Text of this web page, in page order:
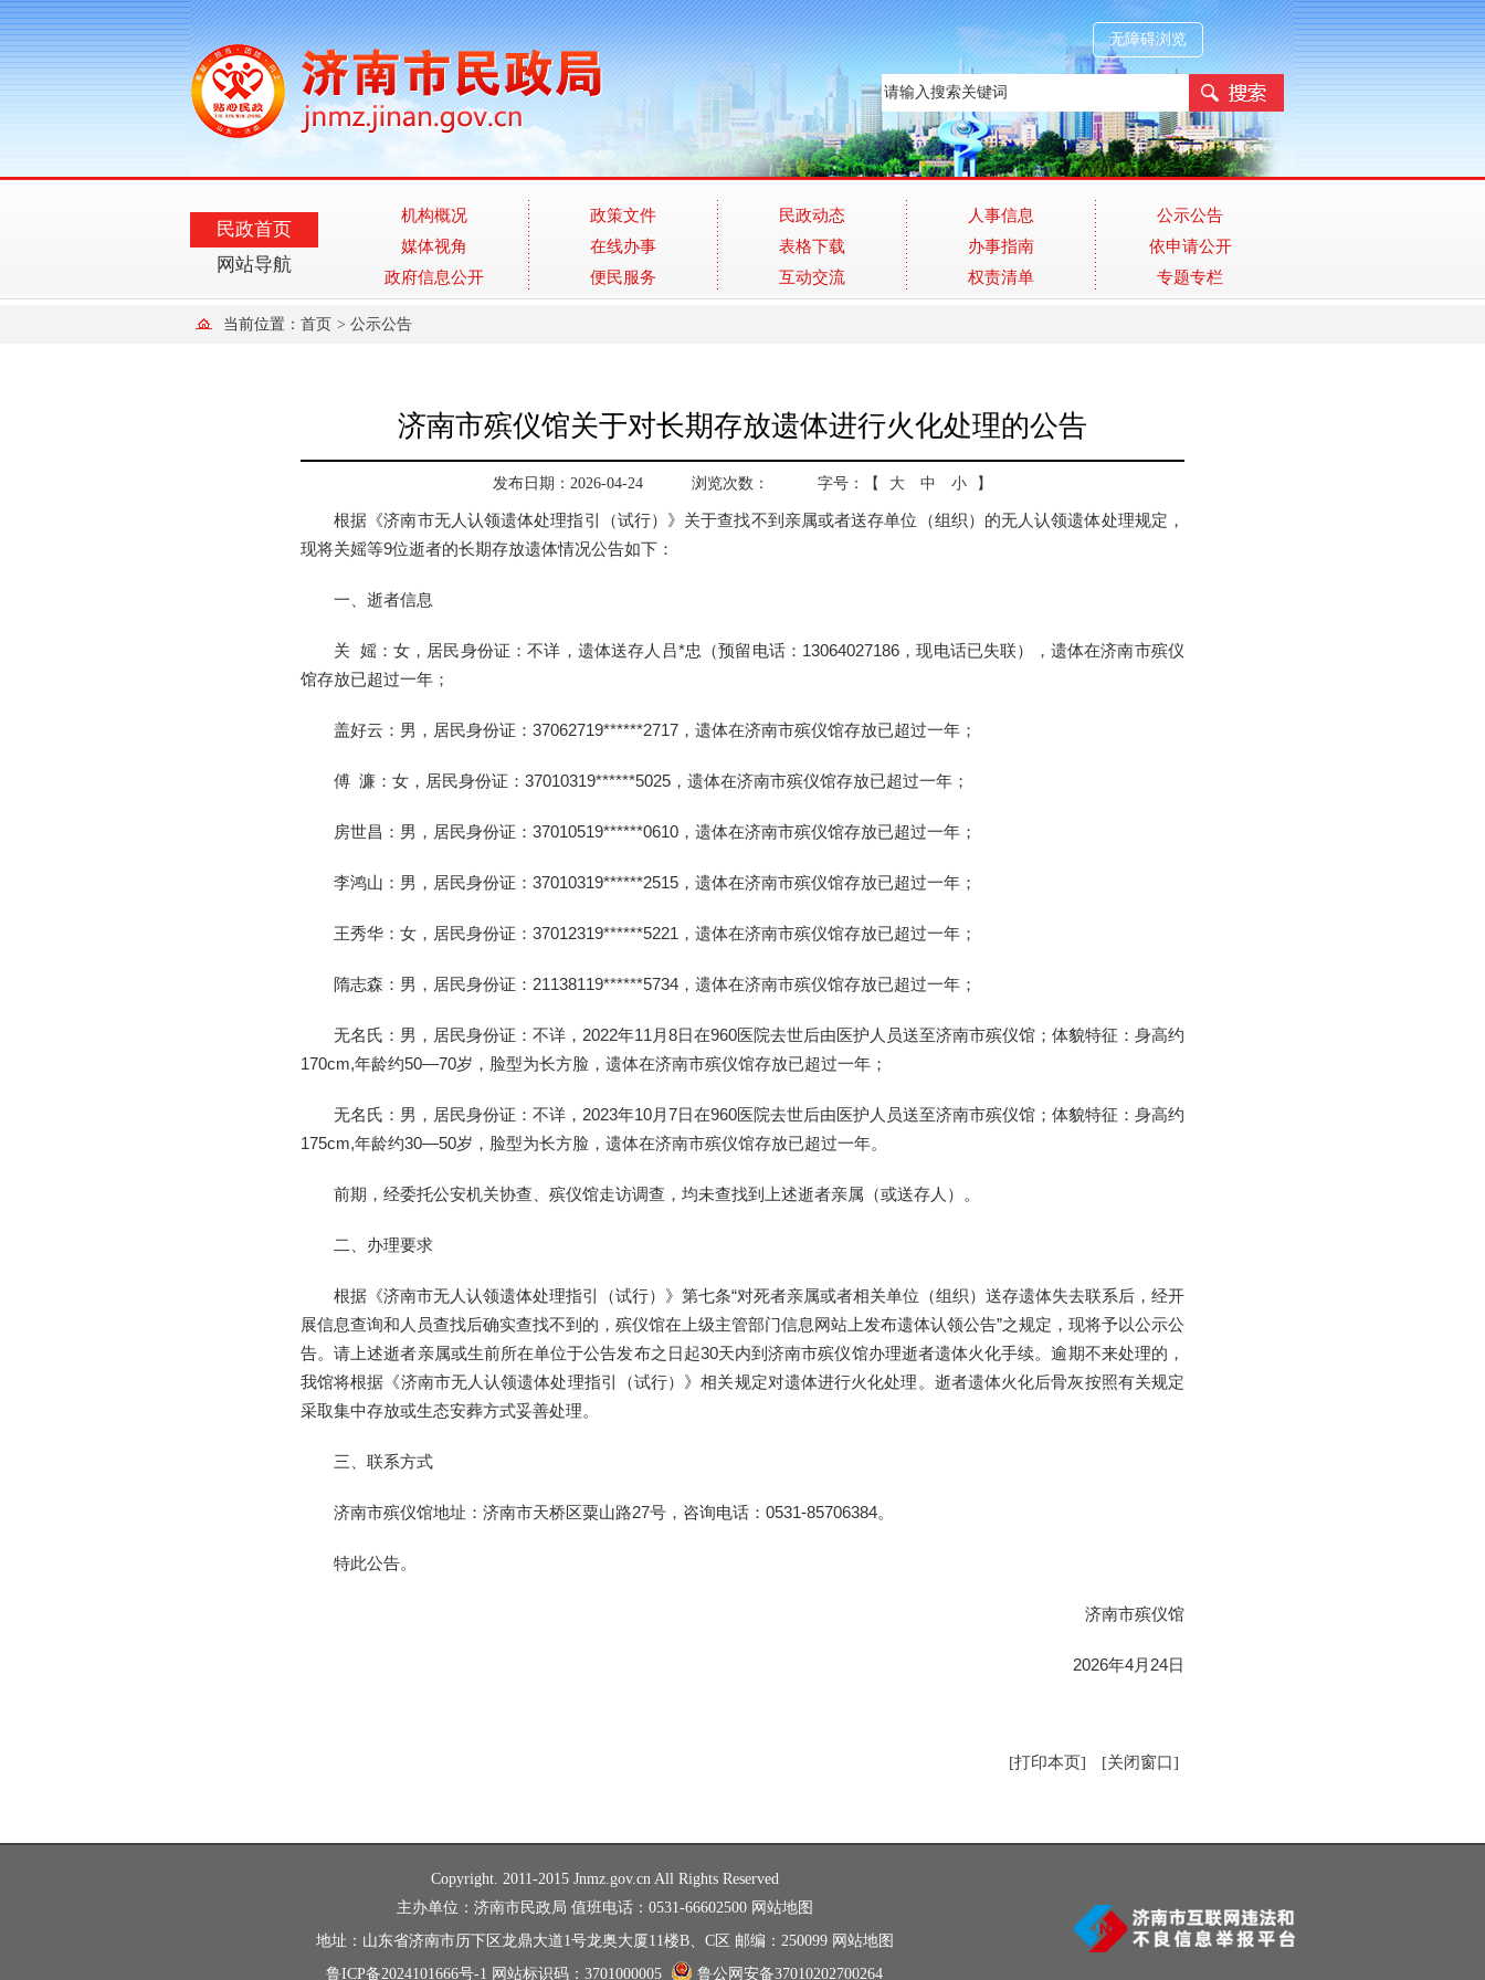
无障碍浏览
民政首页
网站导航
机构概况
媒体视角
政府信息公开
政策文件
在线办事
便民服务
民政动态
表格下载
互动交流
人事信息
办事指南
权责清单
公示公告
依申请公开
专题专栏
当前位置： 首页 > 公示公告
济南市殡仪馆关于对长期存放遗体进行火化处理的公告
发布日期：2026-04-24 浏览次数： 字号：【 大 中 小 】
根据《济南市无人认领遗体处理指引（试行）》关于查找不到亲属或者送存单位（组织）的无人认领遗体处理规定，
现将关媱等9位逝者的长期存放遗体情况公告如下：
一、逝者信息
关 媱：女，居民身份证：不详，遗体送存人吕*忠（预留电话：13064027186，现电话已失联），遗体在济南市殡仪
馆存放已超过一年；
盖好云：男，居民身份证：37062719******2717，遗体在济南市殡仪馆存放已超过一年；
傅 濂：女，居民身份证：37010319******5025，遗体在济南市殡仪馆存放已超过一年；
房世昌：男，居民身份证：37010519******0610，遗体在济南市殡仪馆存放已超过一年；
李鸿山：男，居民身份证：37010319******2515，遗体在济南市殡仪馆存放已超过一年；
王秀华：女，居民身份证：37012319******5221，遗体在济南市殡仪馆存放已超过一年；
隋志森：男，居民身份证：21138119******5734，遗体在济南市殡仪馆存放已超过一年；
无名氏：男，居民身份证：不详，2022年11月8日在960医院去世后由医护人员送至济南市殡仪馆；体貌特征：身高约
170cm,年龄约50—70岁，脸型为长方脸，遗体在济南市殡仪馆存放已超过一年；
无名氏：男，居民身份证：不详，2023年10月7日在960医院去世后由医护人员送至济南市殡仪馆；体貌特征：身高约
175cm,年龄约30—50岁，脸型为长方脸，遗体在济南市殡仪馆存放已超过一年。
前期，经委托公安机关协查、殡仪馆走访调查，均未查找到上述逝者亲属（或送存人）。
二、办理要求
根据《济南市无人认领遗体处理指引（试行）》第七条“对死者亲属或者相关单位（组织）送存遗体失去联系后，经开
展信息查询和人员查找后确实查找不到的，殡仪馆在上级主管部门信息网站上发布遗体认领公告”之规定，现将予以公示公
告。请上述逝者亲属或生前所在单位于公告发布之日起30天内到济南市殡仪馆办理逝者遗体火化手续。逾期不来处理的，
我馆将根据《济南市无人认领遗体处理指引（试行）》相关规定对遗体进行火化处理。逝者遗体火化后骨灰按照有关规定
采取集中存放或生态安葬方式妥善处理。
三、联系方式
济南市殡仪馆地址：济南市天桥区粟山路27号，咨询电话：0531-85706384。
特此公告。
济南市殡仪馆
2026年4月24日
[打印本页] [关闭窗口]
Copyright. 2011-2015 Jnmz.gov.cn All Rights Reserved
主办单位：济南市民政局 值班电话：0531-66602500 网站地图
地址：山东省济南市历下区龙鼎大道1号龙奥大厦11楼B、C区 邮编：250099 网站地图
鲁ICP备2024101666号-1 网站标识码：3701000005 鲁公网安备37010202700264